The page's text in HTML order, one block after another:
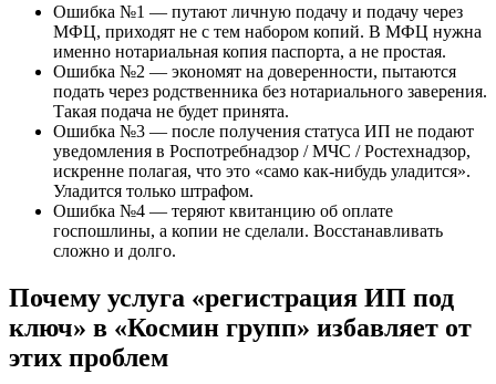
Ошибка №1 — путают личную подачу и подачу через
МФЦ, приходят не с тем набором копий. В МФЦ нужна
именно нотариальная копия паспорта, а не простая.
Ошибка №2 — экономят на доверенности, пытаются
подать через родственника без нотариального заверения.
Такая подача не будет принята.
Ошибка №3 — после получения статуса ИП не подают
уведомления в Роспотребнадзор / МЧС / Ростехнадзор,
искренне полагая, что это «само как-нибудь уладится».
Уладится только штрафом.
Ошибка №4 — теряют квитанцию об оплате
госпошлины, а копии не сделали. Восстанавливать
сложно и долго.
Почему услуга «регистрация ИП под
ключ» в «Космин групп» избавляет от
этих проблем